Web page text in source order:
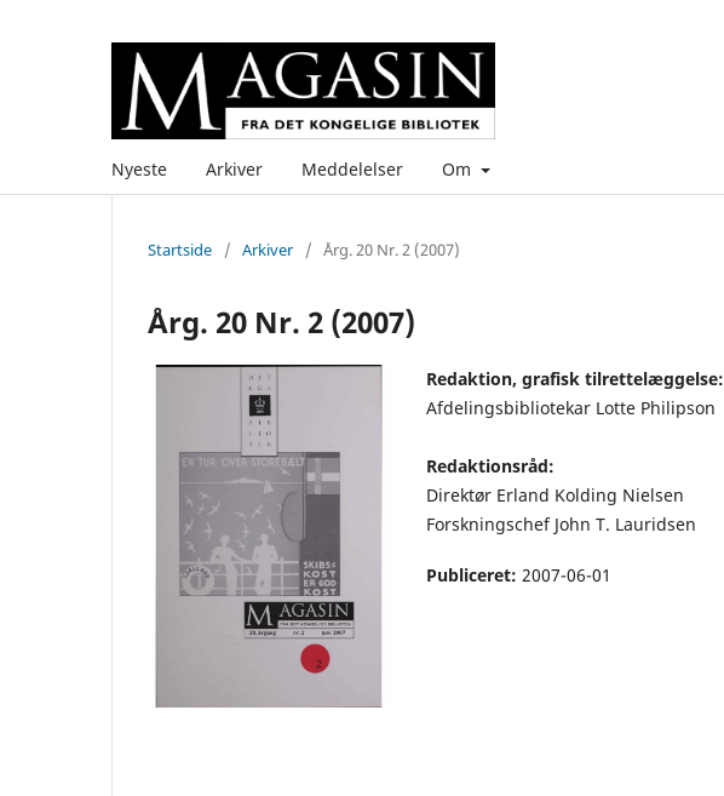
Nyeste Arkiver Meddelelser Om
Startside / Arkiver / Årg. 20 Nr. 2 (2007)
Årg. 20 Nr. 2 (2007)
Redaktion, grafisk tilrettelæggelse:
Afdelingsbibliotekar Lotte Philipson
Redaktionsråd:
Direktør Erland Kolding Nielsen
Forskningschef John T. Lauridsen
Publiceret: 2007-06-01